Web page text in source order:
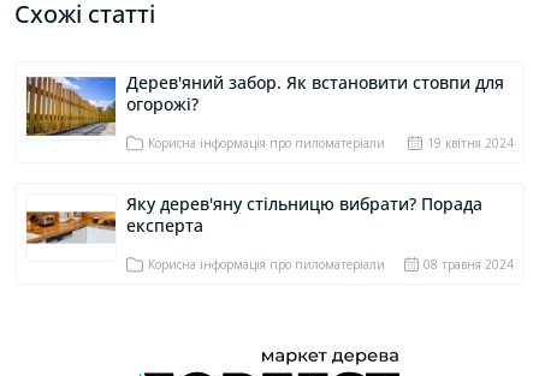
Схожі статті
Дерев'яний забор. Як встановити стовпи для
огорожі?
Корисна інформація про пиломатеріали 19 квітня 2024
Яку дерев'яну стільницю вибрати? Порада
експерта
Корисна інформація про пиломатеріали 08 травня 2024